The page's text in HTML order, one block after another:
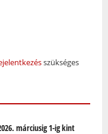
szükséges
márciusig 1-ig kint